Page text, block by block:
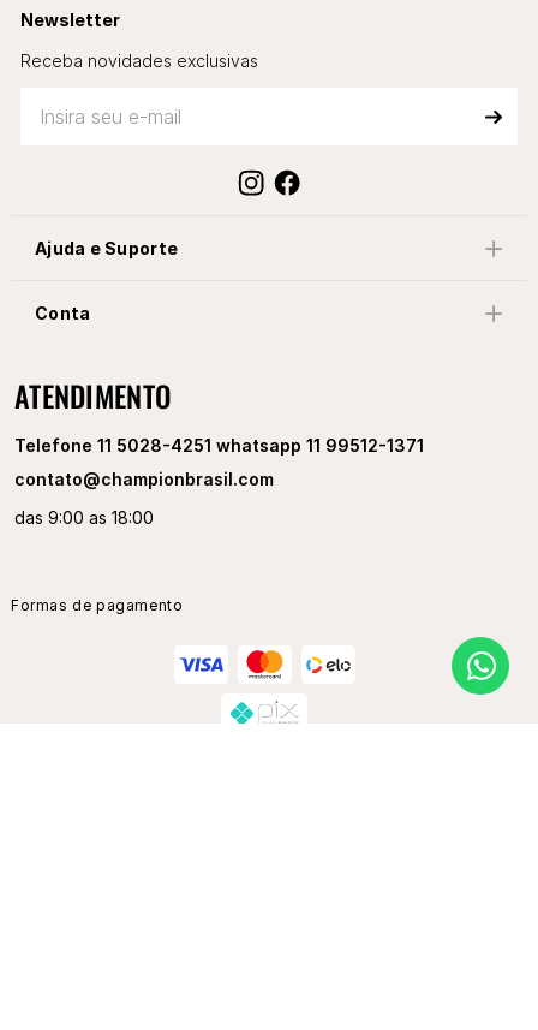
Newsletter
Receba novidades exclusivas
Ajuda e Suporte
Conta
ATENDIMENTO
Telefone 11 5028-4251 whatsapp 11 99512-1371
contato@championbrasil.com
das 9:00 as 18:00
Formas de pagamento